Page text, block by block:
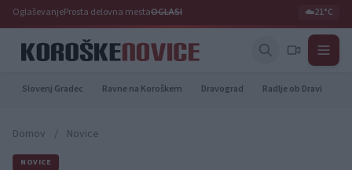
OglaševanjeProsta delovna mestaOGLASI ☁️21°C
Slovenj Gradec Ravne na Koroškem Dravograd Radlje ob Dravi
Domov / Novice
NOVICE